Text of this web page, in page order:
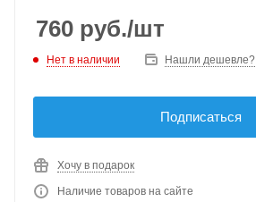
760 руб./шт
Нет в наличии Нашли дешевле?
Подписаться
Хочу в подарок
Наличие товаров на сайте